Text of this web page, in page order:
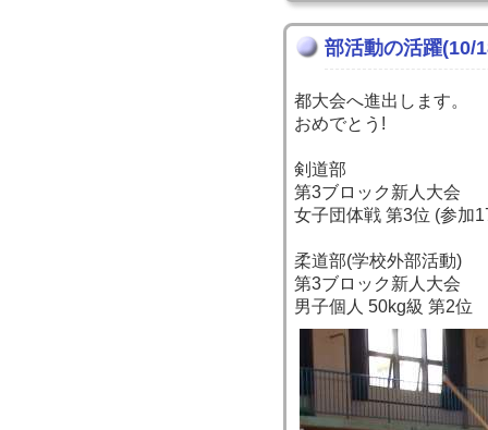
部活動の活躍(10/
都大会へ進出します。
おめでとう!
剣道部
第3ブロック新人大会
女子団体戦 第3位 (参加
柔道部(学校外部活動)
第3ブロック新人大会
男子個人 50kg級 第2位